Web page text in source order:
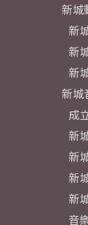
新城
新
新
新
新城
成
新
新
新
新
音